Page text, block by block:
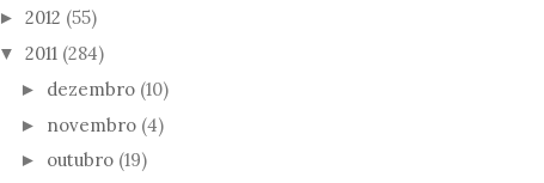
► 2012 (55)
▼ 2011 (284)
► dezembro (10)
► novembro (4)
► outubro (19)